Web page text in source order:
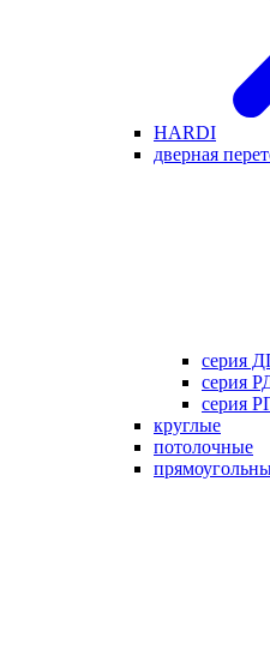
HARDI
дверная
серия
серия
серия
круглые
потолочные